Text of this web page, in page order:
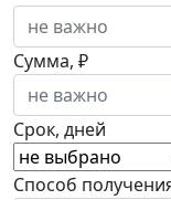
Сумма, ₽
Срок, дней
Способ